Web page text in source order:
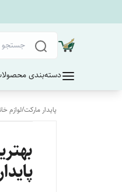
دسته‌بندی
پایدار مارکت/لوازم